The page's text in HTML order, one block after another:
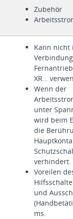
Zubehör
Kann nicht
XR…
Wenn der
unter
wird beim
die
verhindert.
Voreilen
und
ms.